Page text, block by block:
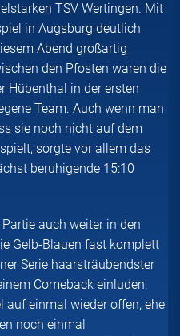
TSV Wertingen. Mit
in Augsburg deutlich
Abend großartig
den Pfosten waren die
Hübenthal in der ersten
Team. Auch wenn man
sie noch nicht auf dem
sorgte vor allem das
beruhigende 15:10
auch weiter in den
Gelb-Blauen fast komplett
Serie haarsträubendster
Comeback einluden.
auf einmal wieder offen, ehe
noch einmal